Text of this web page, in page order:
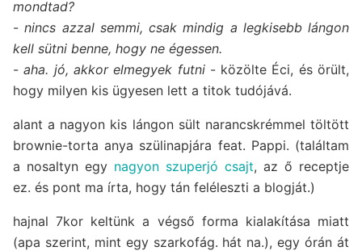
mondtad?
-nincs azzal semmi, csak mindig a legkisebb lángon
kell sütni benne, hogy ne égessen.
-aha. jó, akkor elmegyek futni- közölte Éci, és örült,
hogy milyen kis ügyesen lett a titok tudójává.
alant a nagyon kis lángon sült narancskrémmel töltött
brownie-torta anya szülinapjára feat. Pappi. (találtam
a nosaltyn egy nagyon szuperjó csajt, az ő receptje
ez. és pont ma írta, hogy tán feléleszti a blogját.)
hajnal 7kor keltünk a végső forma kialakítása miatt
(apa szerint, mint egy szarkofág. hát na.), egy órán át